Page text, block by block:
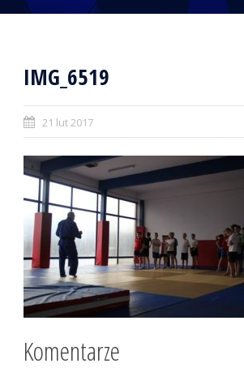
IMG_6519
21 lut 2017
Komentarze